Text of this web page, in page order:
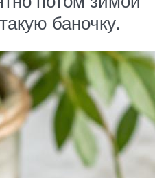
баночку.